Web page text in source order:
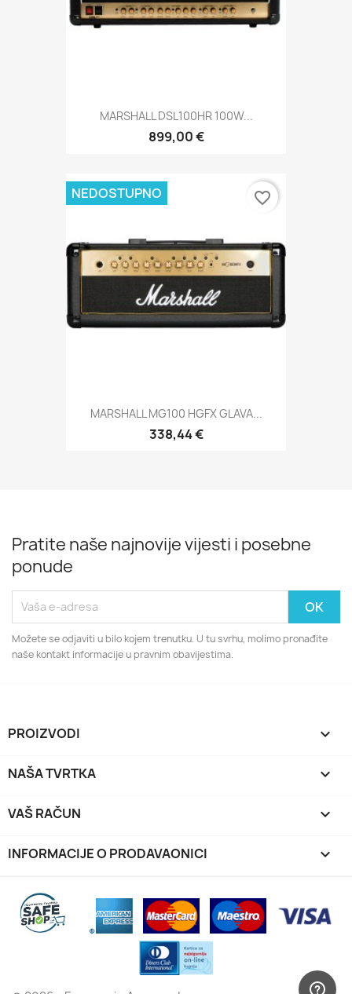
MARSHALL DSL100HR 100W...
899,00 €
MARSHALL MG100 HGFX GLAVA...
338,44 €
NEDOSTUPNO favorite_border
Pratite naše najnovije vijesti i posebne
ponude
Možete se odjaviti u bilo kojem trenutku. U tu svrhu, molimo pronađite
naše kontakt informacije u pravnim obavijestima.
PROIZVODI 
NAŠA TVRTKA 
VAŠ RAČUN 
INFORMACIJE O PRODAVAONICI keyboard_arrow_down